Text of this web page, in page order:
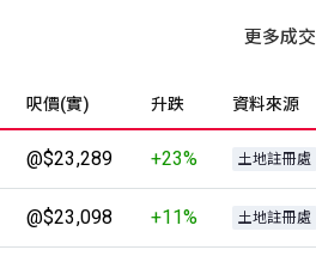
更多成交
呎價(實) 升跌 資料來源
@$23,289 +23% 土地註冊處
@$23,098 +11% 土地註冊處